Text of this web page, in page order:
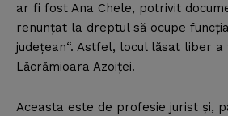
ar fi fost Ana Chele, potrivit
renunţat la dreptul să ocupe
judeţean“. Astfel, locul lăsat liber
Lăcrămioara Azoiţei.
Aceasta este de profesie jurist şi,